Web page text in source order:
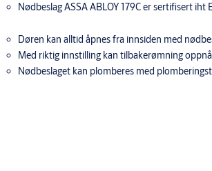
Nødbeslag ASSA ABLOY 179C er sertifisert iht
Døren kan alltid åpnes fra innsiden med
Med riktig innstilling kan tilbakerømning
Nødbeslaget kan plomberes med